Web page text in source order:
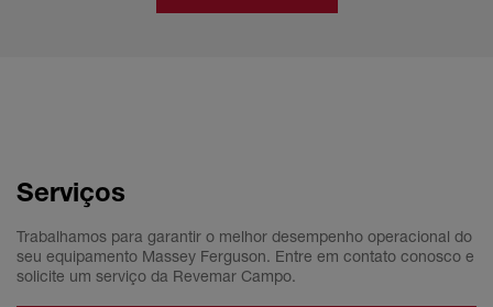
Serviços
Trabalhamos para garantir o melhor desempenho operacional do
seu equipamento Massey Ferguson. Entre em contato conosco e
solicite um serviço da Revemar Campo.